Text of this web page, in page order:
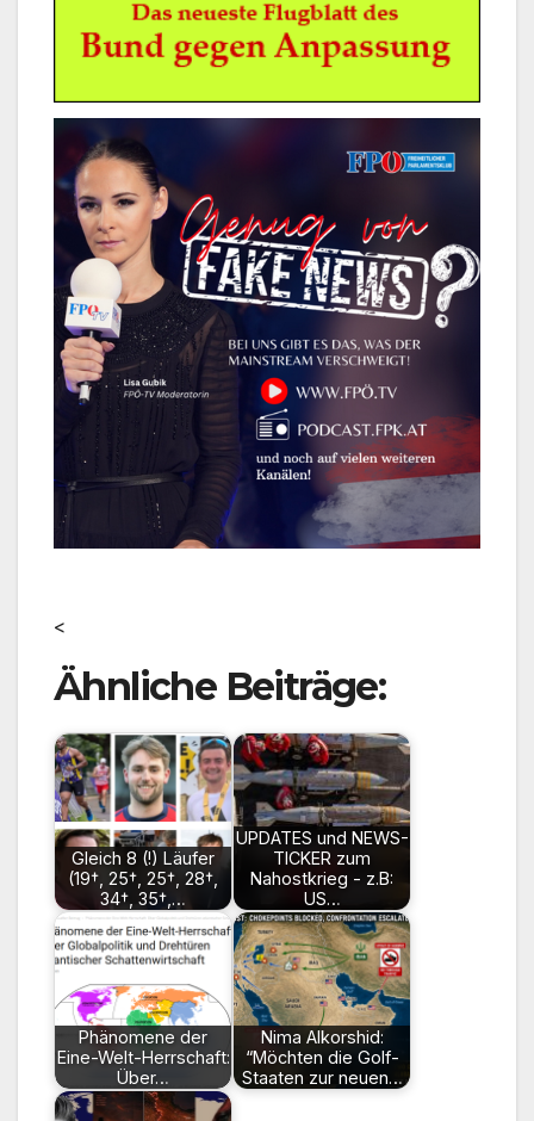
<
Ähnliche Beiträge:
Gleich 8 (!) Läufer
(19†, 25†, 25†, 28†,
34†, 35†,…
UPDATES und NEWS-
TICKER zum
Nahostkrieg - z.B:
US…
Phänomene der
Eine-Welt-Herrschaft:
Über…
Nima Alkorshid:
“Möchten die Golf-
Staaten zur neuen…